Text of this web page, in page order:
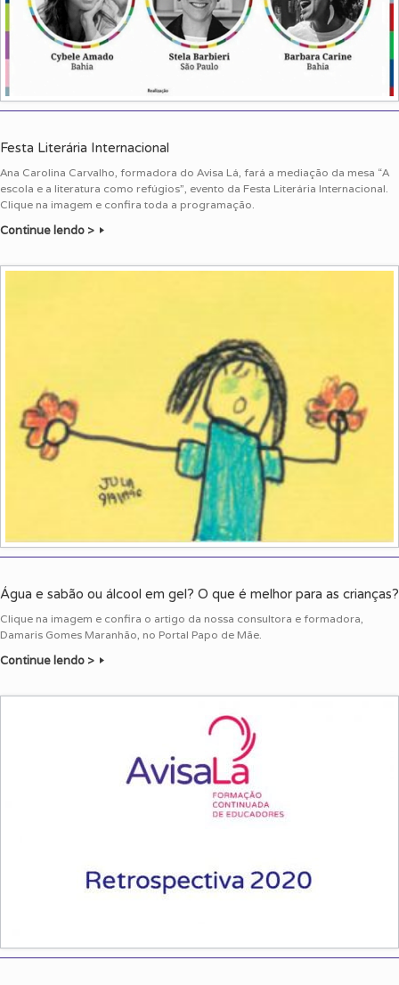
Festa Literária Internacional
Ana Carolina Carvalho, formadora do Avisa Lá, fará a mediação da mesa “A
escola e a literatura como refúgios”, evento da Festa Literária Internacional.
Clique na imagem e confira toda a programação.
Continue lendo >
Água e sabão ou álcool em gel? O que é melhor para as crianças?
Clique na imagem e confira o artigo da nossa consultora e formadora,
Damaris Gomes Maranhão, no Portal Papo de Mãe.
Continue lendo >